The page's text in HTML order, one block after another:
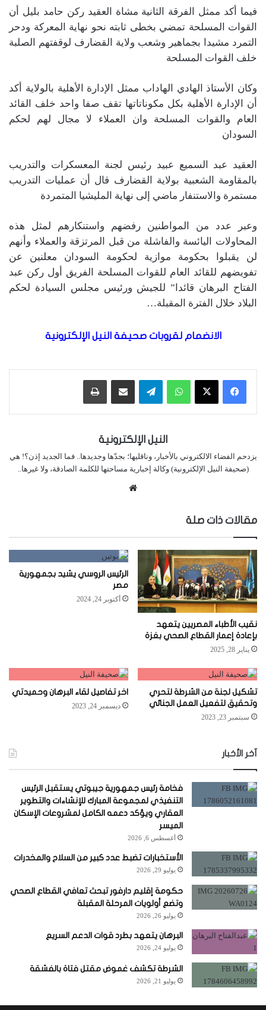
فيما أكد ممثل الفرقة الثانية مشاة العقيد ركن حامد بليل أن
القوات المسلحة تمضي بخطى ثابته نحو نهاية المعركة ودحر
التمرد مشيدا بجماهير وشعب ولاية القضارف لوقفتهم الصلبة
خلف القوات المسلحة
وكان الأستاذ الهادي الهاداب ممثل الإدارة الأهلية بالولاية أكد
أن الإدارة الأهلية بكل مكوناتاتها تقف صفا واحد خلف القائد
العام والقوات المسلحة وان العملاء لا مجال لهم لحكم
السودان
العقيد عبد السميع عبيد رئيس لجنة المعسكرات والتدريب
بالمقاومة الشعبية بولاية القضارف قال أن عمليات التدريب
مستمرة والاستنفار ماضي إلى نهاية المليشيا المتمردة
وعبر عدد من المواطنين رفضهم واستنكارهم لمثل هذه
المحاولات اليائسة والفاشلة من قبل المرتزقة والعملاء وأنهم
لن يقبلوا بحكومة موازية لحكومة السودان معلنين عن
تفويضهم للقائد العام للقوات المسلحة الفريق أول ركن عبد
الفتاح البرهان قائدا” للجيش ورئيس مجلس السيادة لحكم
البلاد خلال الفترة المقبلة…
الانضمام لقروبات صحيفة النيل الإلكترونية
واتساب تيلقرام مشاركة عبر البريد طباعة
النيل الإلكترونية
يزدحم الفضاء الالكتروني بالأخبار، وناقليها؛ بجدّها وجديدها.. فما الجديد إذن؟! هي
(صحيفة النيل الإلكترونية) وكالة إخبارية مساحتها للكلمة الصادقة، ولا غيرها..
مقالات ذات صلة
نقيب الأطباء المصريين يتعهد
بإعادة إعمار القطاع الصحي بغزة
يناير 28, 2025
الرئيس الروسي يشيد بجمهورية
مصر
أكتوبر 24, 2024
تشكيل لجنة من الشرطة لتحري
وتحقيق لتفعيل العمل الجنائي
سبتمبر 23, 2023
اخر تفاصيل لقاء البرهان وحميدتي
ديسمبر 24, 2023
آخر الأخبار
فخامة رئيس جمهورية جيبوتي يستقبل الرئيس
التنفيذي لمجموعة المبارك للإنشاءات والتطوير
العقاري ويؤكد دعمه الكامل لمشروعات الإسكان
الميسر
أغسطس 6, 2026
الأستخبارات تضبط عدد كبير من السلاح والمخدرات
يوليو 29, 2026
حكومة إقليم دارفور تبحث تعافي القطاع الصحي
وتضع أولويات المرحلة المقبلة
يوليو 26, 2026
البرهان يتعهد بطرد قوات الدعم السريع
يوليو 24, 2026
الشرطة تكشف غموض مقتل فتاة بالفشقة
يوليو 21, 2026